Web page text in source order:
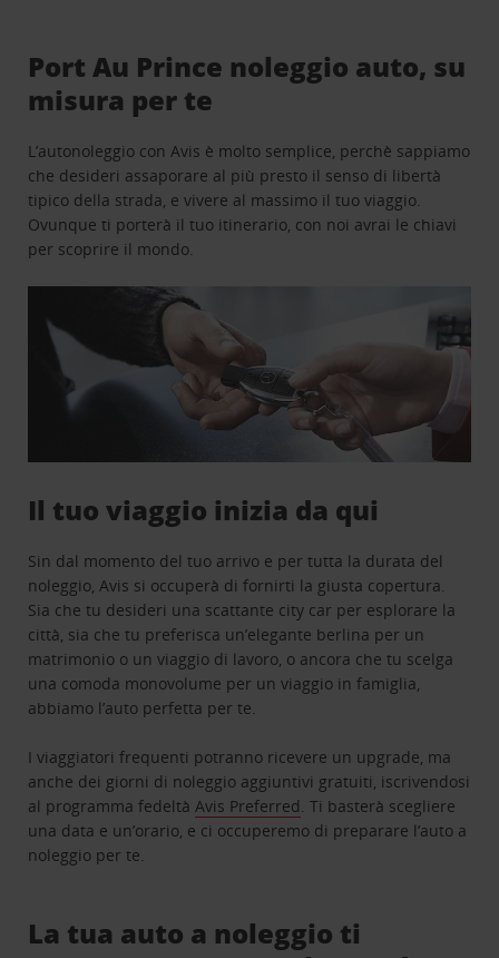
Port Au Prince noleggio auto, su
misura per te
L’autonoleggio con Avis è molto semplice, perchè sappiamo
che desideri assaporare al più presto il senso di libertà
tipico della strada, e vivere al massimo il tuo viaggio.
Ovunque ti porterà il tuo itinerario, con noi avrai le chiavi
per scoprire il mondo.
Il tuo viaggio inizia da qui
Sin dal momento del tuo arrivo e per tutta la durata del
noleggio, Avis si occuperà di fornirti la giusta copertura.
Sia che tu desideri una scattante city car per esplorare la
città, sia che tu preferisca un’elegante berlina per un
matrimonio o un viaggio di lavoro, o ancora che tu scelga
una comoda monovolume per un viaggio in famiglia,
abbiamo l’auto perfetta per te.
I viaggiatori frequenti potranno ricevere un upgrade, ma
anche dei giorni di noleggio aggiuntivi gratuiti, iscrivendosi
al programma fedeltàAvis Preferred. Ti basterà scegliere
una data e un’orario, e ci occuperemo di preparare l’auto a
noleggio per te.
La tua auto a noleggio ti